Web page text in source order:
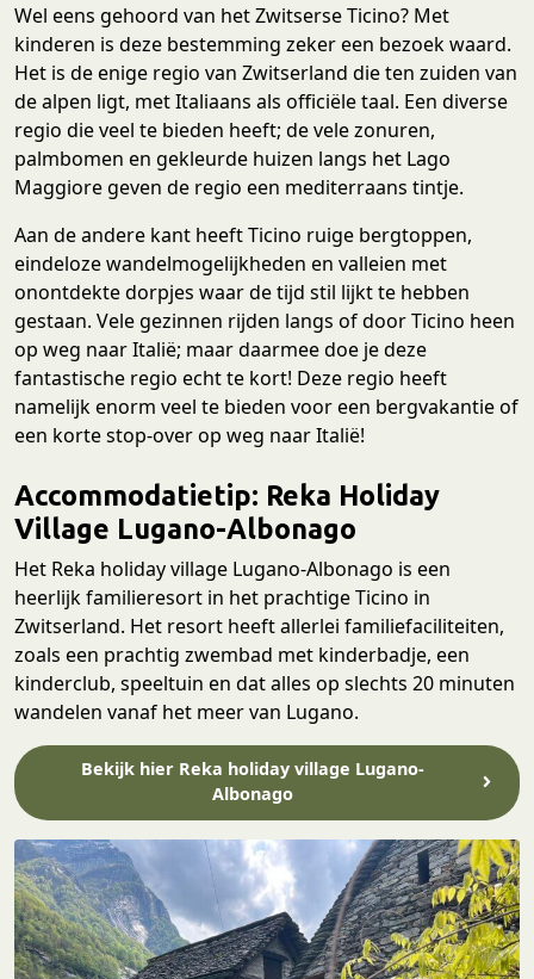
Wel eens gehoord van het Zwitserse Ticino? Met
kinderen is deze bestemming zeker een bezoek waard.
Het is de enige regio van Zwitserland die ten zuiden van
de alpen ligt, met Italiaans als officiële taal. Een diverse
regio die veel te bieden heeft; de vele zonuren,
palmbomen en gekleurde huizen langs het Lago
Maggiore geven de regio een mediterraans tintje.
Aan de andere kant heeft Ticino ruige bergtoppen,
eindeloze wandelmogelijkheden en valleien met
onontdekte dorpjes waar de tijd stil lijkt te hebben
gestaan. Vele gezinnen rijden langs of door Ticino heen
op weg naar Italië; maar daarmee doe je deze
fantastische regio echt te kort! Deze regio heeft
namelijk enorm veel te bieden voor een bergvakantie of
een korte stop-over op weg naar Italië!
Accommodatietip: Reka Holiday
Village Lugano-Albonago
Het Reka holiday village Lugano-Albonago is een
heerlijk familieresort in het prachtige Ticino in
Zwitserland. Het resort heeft allerlei familiefaciliteiten,
zoals een prachtig zwembad met kinderbadje, een
kinderclub, speeltuin en dat alles op slechts 20 minuten
wandelen vanaf het meer van Lugano.
Bekijk hier Reka holiday village Lugano-
Albonago